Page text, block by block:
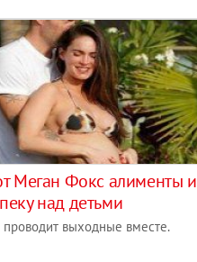
Меган Фокс алименты и
над детьми
проводит выходные вместе.